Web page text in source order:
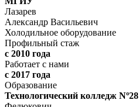
Лазарев
Александр Васильевич
Холодильное оборудование
Профильный стаж
с 2010 года
Работает с нами
с 2017 года
Образование
Технологический колледж Nº28